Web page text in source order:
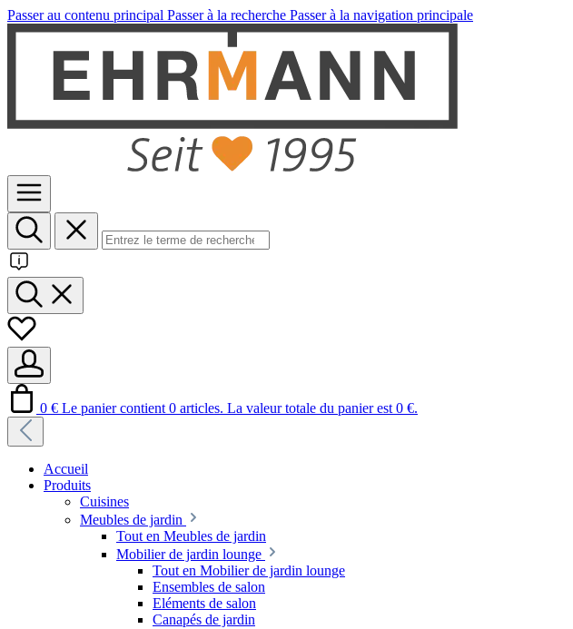
Passer au contenu principal Passer à la recherche Passer à la navigation principale
0 € Le panier contient 0 articles. La valeur totale du panier est 0 €.
Accueil
Produits
Cuisines
Meubles de jardin
Tout en Meubles de jardin
Mobilier de jardin lounge
Tout en Mobilier de jardin lounge
Ensembles de salon
Eléments de salon
Canapés de jardin